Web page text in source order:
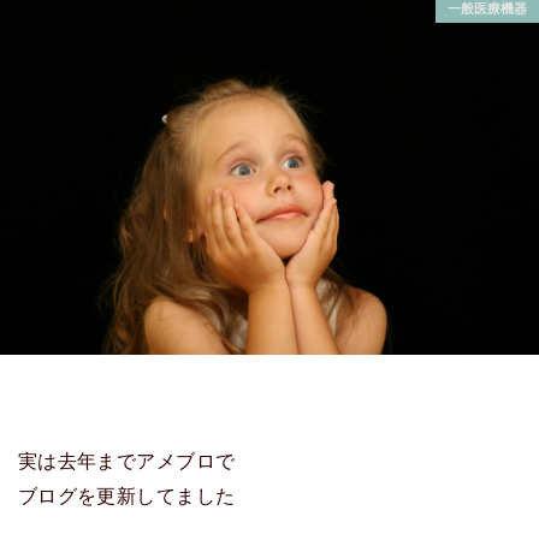
一般医療機器
実は去年までアメブロで
ブログを更新してました